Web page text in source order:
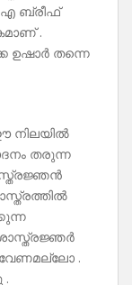
എ ബ്രീഫ്
.
ഉഷാർ തന്നെ
നിലയിൽ
തരുന്ന
വേണമല്ലോ .
.